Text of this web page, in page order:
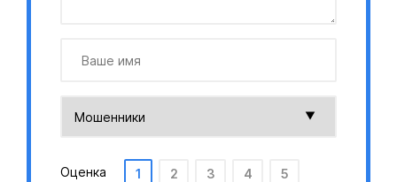
Оценка 1 2 3 4 5